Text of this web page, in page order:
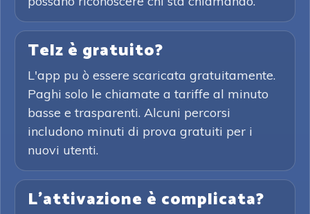
Telz è gratuito?
L'app pu ò essere scaricata gratuitamente.
Paghi solo le chiamate a tariffe al minuto
basse e trasparenti. Alcuni percorsi
includono minuti di prova gratuiti per i
nuovi utenti.
L'attivazione è complicata?